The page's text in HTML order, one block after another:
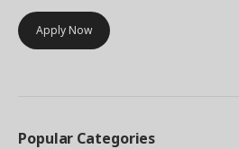
Apply Now
Popular Categories